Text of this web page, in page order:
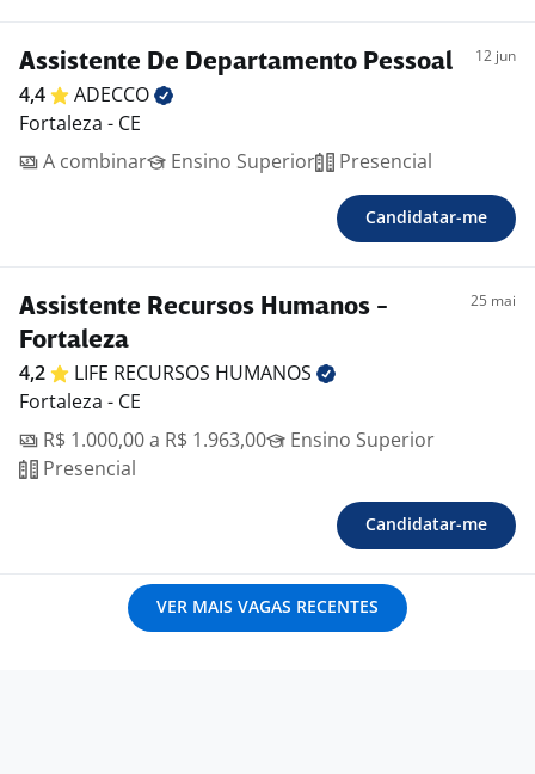
Assistente De Departamento Pessoal 12 jun
4,4
ADECCO
Fortaleza - CE
A combinar
Ensino Superior Presencial
Candidatar-me
Assistente Recursos Humanos -
Fortaleza
25 mai
4,2 LIFE RECURSOS HUMANOS
Fortaleza - CE
R$ 1.000,00 a R$ 1.963,00
Ensino Superior
Presencial
Candidatar-me
VER MAIS VAGAS RECENTES